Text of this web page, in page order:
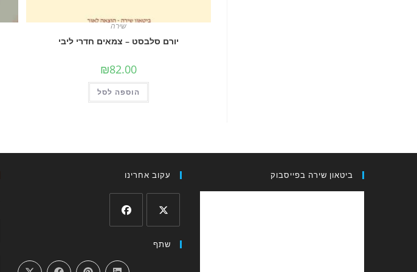
שירה
יורם סלבסט – צמאים חדרי ליבי
₪82.00
הוספה לסל
ביטאון שירה בפייסבוק עקוב אחרינו
in
שתף